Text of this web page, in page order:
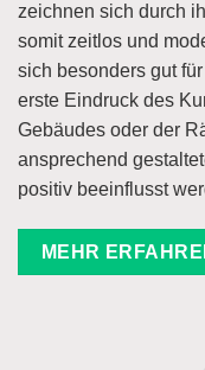
zeichnen sich durch
somit zeitlos und
sich besonders gut für
erste Eindruck des
Gebäudes oder der
ansprechend
positiv beeinflusst
MEHR